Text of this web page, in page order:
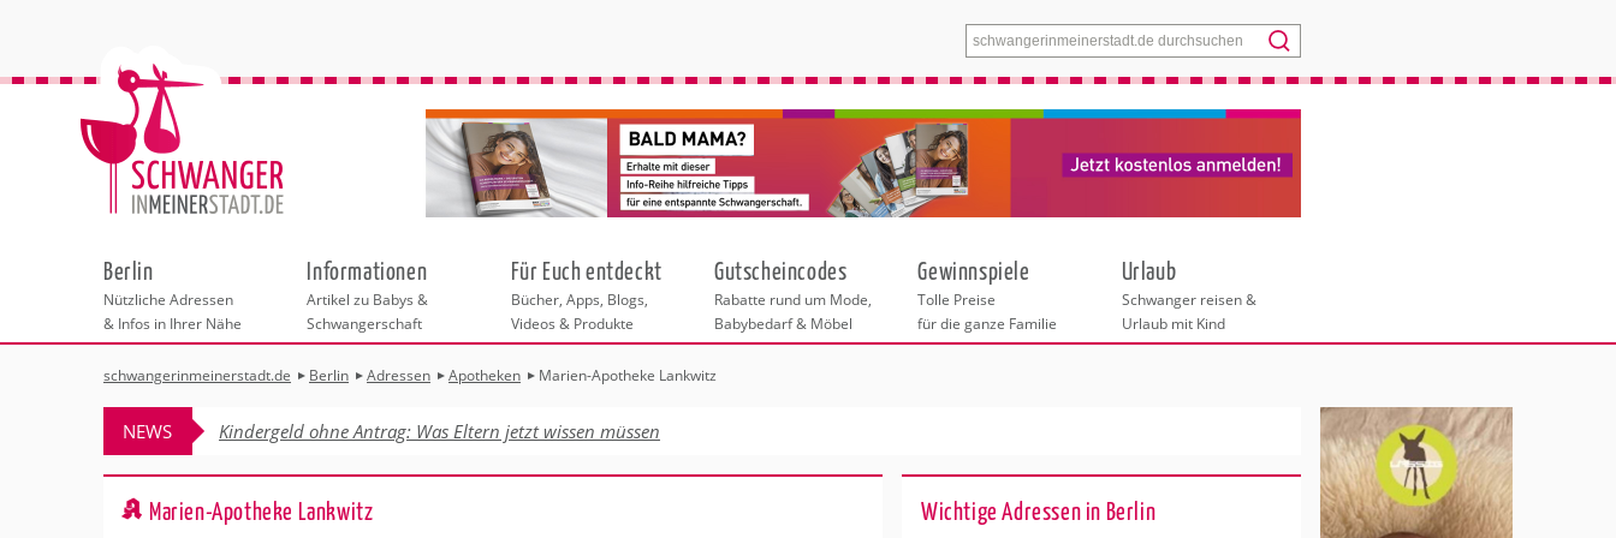
Menü
Berlin
Nützliche Adressen
& Infos in Ihrer Nähe
Städteauswahl
Adressen
Hebammen
Geburtshäuser
Frauenärzte
Behördengänge &
Checklisten
Beratungsstellen
Kinderwunschzentren in Leipzig
Schwangerschaftskurse
Erste Hilfe & Beratung
Rückbildung
Shopping
Wellness & Gesundheit
Fotografie & Dienstleistungen
Informationen
Artikel zu Babys &
Schwangerschaft
Für Euch entdeckt
Bücher, Apps, Blogs,
Videos & Produkte
Gutscheincodes
Rabatte rund um Mode,
Babybedarf & Möbel
Gewinnspiele
Tolle Preise
für die ganze Familie
Urlaub
Schwanger reisen &
Urlaub mit Kind
schwangerinmeinerstadt.de Berlin Adressen Apotheken Marien-Apotheke Lankwitz
NEWS Kindergeld ohne Antrag: Was Eltern jetzt wissen müssen
Marien-Apotheke Lankwitz Wichtige Adressen in Berlin